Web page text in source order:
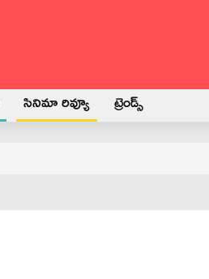
సినిమా రివ్యూ ట్రెండ్స్